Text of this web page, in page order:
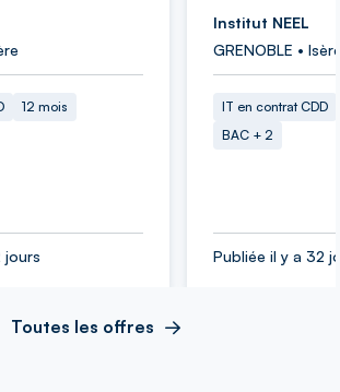
12 mois
jours
Institut NEEL
GRENOBLE •
IT en contrat CDD
BAC + 2
Publiée il y a 32
Toutes les offres